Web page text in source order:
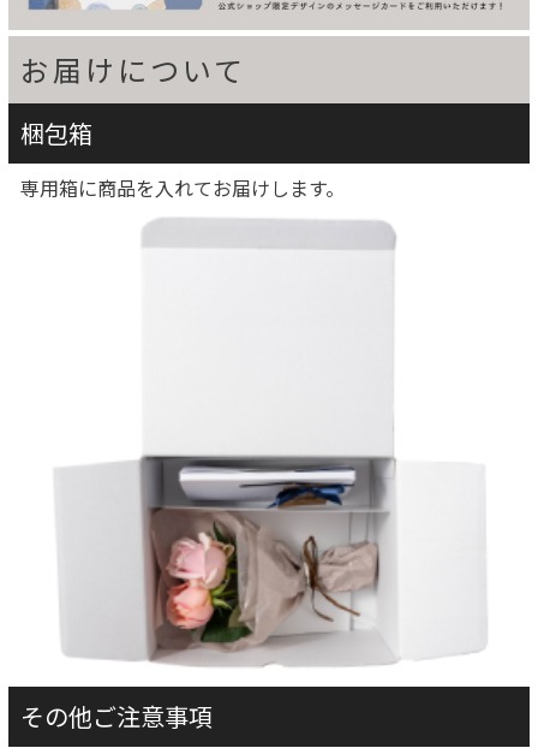
お届けについて
梱包箱
専用箱に商品を入れてお届けします。
その他ご注意事項